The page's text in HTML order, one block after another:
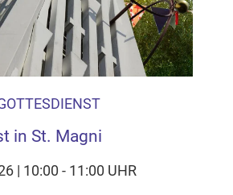
in St. Magni
| 10:00 - 11:00 UHR